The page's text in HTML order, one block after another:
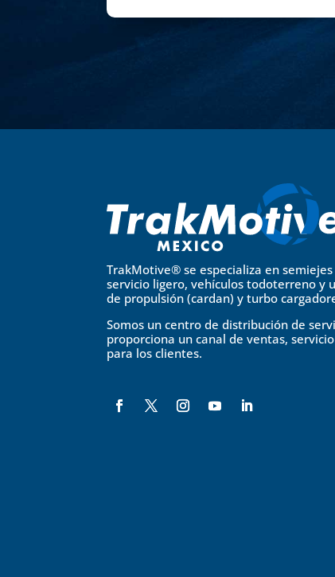
TrakMotive® se especializa en
servicio ligero, vehículos todoterreno y
de propulsión (cardan) y turbo
Somos un centro de distribución de
proporciona un canal de ventas,
para los clientes.